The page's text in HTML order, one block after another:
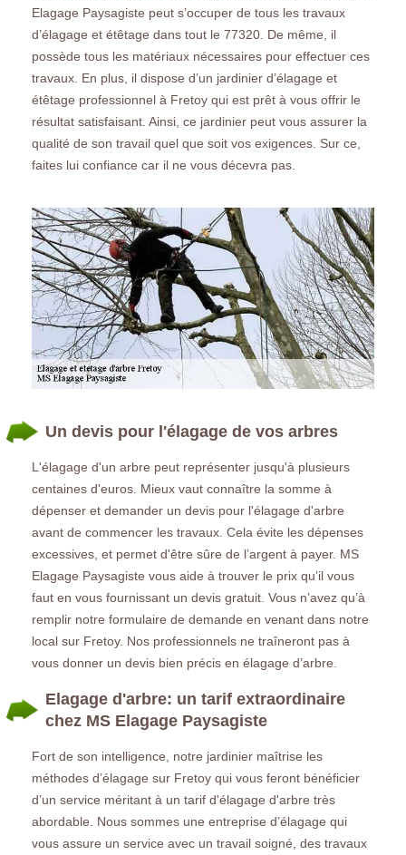
Elagage Paysagiste peut s’occuper de tous les travaux
d’élagage et étêtage dans tout le 77320. De même, il
possède tous les matériaux nécessaires pour effectuer ces
travaux. En plus, il dispose d’un jardinier d’élagage et
étêtage professionnel à Fretoy qui est prêt à vous offrir le
résultat satisfaisant. Ainsi, ce jardinier peut vous assurer la
qualité de son travail quel que soit vos exigences. Sur ce,
faites lui confiance car il ne vous décevra pas.
Un devis pour l'élagage de vos arbres
L'élagage d'un arbre peut représenter jusqu'à plusieurs
centaines d'euros. Mieux vaut connaître la somme à
dépenser et demander un devis pour l'élagage d'arbre
avant de commencer les travaux. Cela évite les dépenses
excessives, et permet d'être sûre de l’argent à payer. MS
Elagage Paysagiste vous aide à trouver le prix qu’il vous
faut en vous fournissant un devis gratuit. Vous n’avez qu’à
remplir notre formulaire de demande en venant dans notre
local sur Fretoy. Nos professionnels ne traîneront pas à
vous donner un devis bien précis en élagage d’arbre.
Elagage d'arbre: un tarif extraordinaire
chez MS Elagage Paysagiste
Fort de son intelligence, notre jardinier maîtrise les
méthodes d’élagage sur Fretoy qui vous feront bénéficier
d’un service méritant à un tarif d'élagage d'arbre très
abordable. Nous sommes une entreprise d’élagage qui
vous assure un service avec un travail soigné, des travaux